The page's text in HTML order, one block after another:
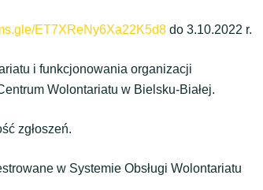
ET7XReNy6Xa22K5d8 do 3.10.2022 r.
i funkcjonowania organizacji
Wolontariatu w Bielsku-Białej.
zgłoszeń.
w Systemie Obsługi Wolontariatu